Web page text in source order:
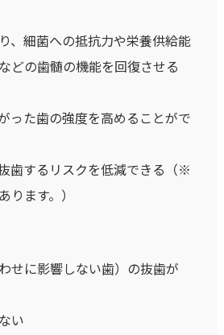
、細菌への抵抗力や栄養供給能
どの歯髄の機能を回復させる
った歯の強度を高めることがで
歯するリスクを低減できる（※
ります。）
せに影響しない歯）の抜歯が
い